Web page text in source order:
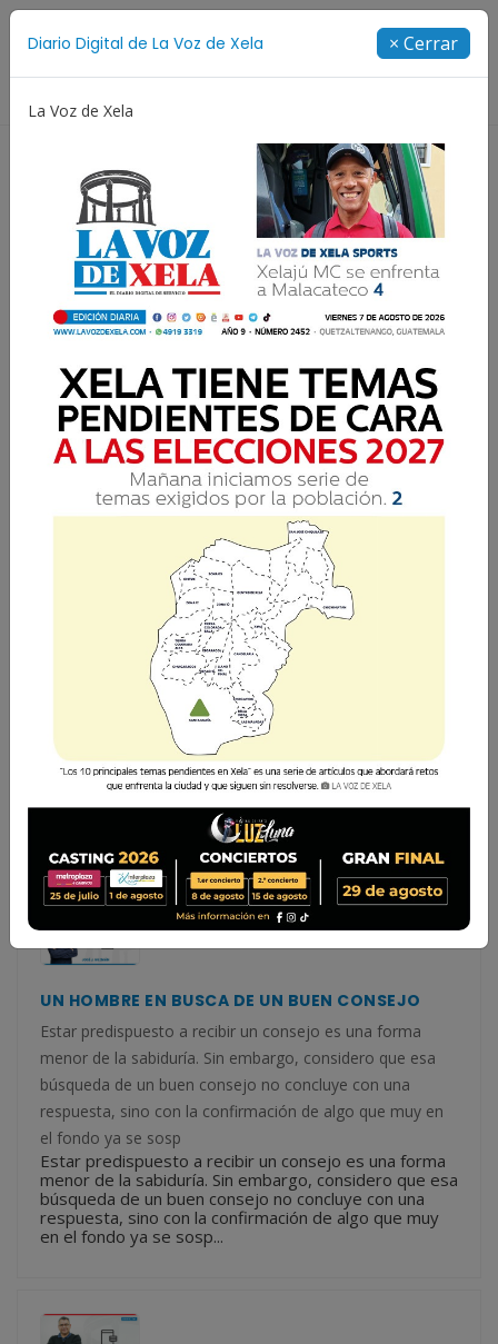
Diario Digital de La Voz de Xela × Cerrar
La Voz de Xela
Resultados para: Sentencias
CONDENAN A 41 AÑOS DE PRISIÓN A HOMBRE POR
FEMICIDIO EN XELA
El Tribunal de Femicidio de Quetzaltenango condenó este
jueves a 41 años de prisión a Wilder Reginaldo Alejandro
López, tras encontrarlo culpable del femicidio de Glendy
Maybeli Esquivel, de 32 años, originaria de C
El Tribunal de Femicidio de Quetzaltenango condenó
este jueves a 41 años de prisión a Wilder Reginaldo
Alejandro López, tras encontrarlo culpable del
femicidio de Glendy Maybeli Esquivel, de 32 años,
UN HOMBRE EN BUSCA DE UN BUEN CONSEJO
Estar predispuesto a recibir un consejo es una forma
menor de la sabiduría. Sin embargo, considero que esa
búsqueda de un buen consejo no concluye con una
respuesta, sino con la confirmación de algo que muy en
el fondo ya se sosp
Estar predispuesto a recibir un consejo es una forma
menor de la sabiduría. Sin embargo, considero que esa
búsqueda de un buen consejo no concluye con una
respuesta, sino con la confirmación de algo que muy
en el fondo ya se sosp...